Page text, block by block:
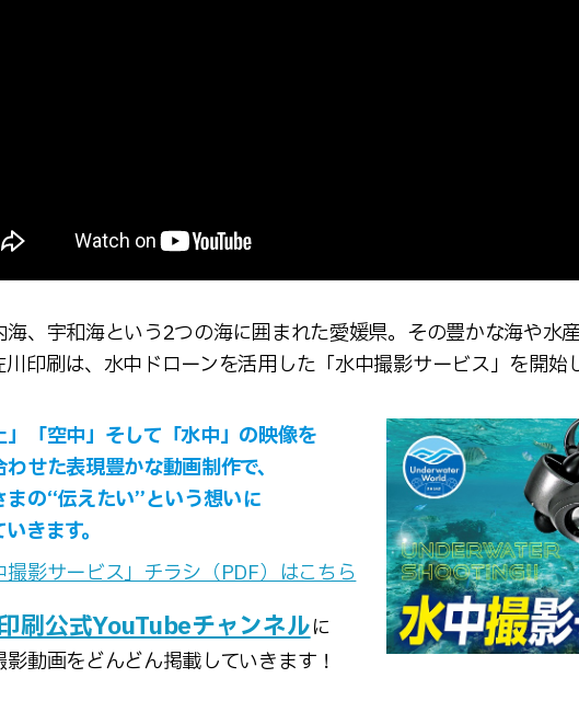
海、宇和海という2つの海に囲まれた愛媛県。その豊かな海や水
川印刷は、水中ドローンを活用した「水中撮影サービス」を開始し
」「空中」そして「水中」の映像を
せた表現豊かな動画制作で、
まの“伝えたい”という想いに
きます。
撮影サービス」チラシ（PDF）はこちら
刷公式YouTubeチャンネルに
影動画をどんどん掲載していきます！